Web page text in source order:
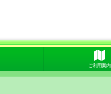
ご利用案内